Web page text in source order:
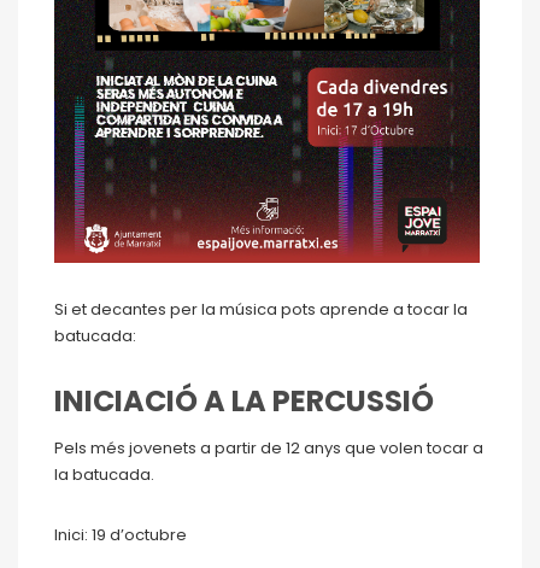
Si et decantes per la música pots aprende a tocar la
batucada:
INICIACIÓ A LA PERCUSSIÓ
Pels més jovenets a partir de 12 anys que volen tocar a
la batucada.
Inici: 19 d’octubre